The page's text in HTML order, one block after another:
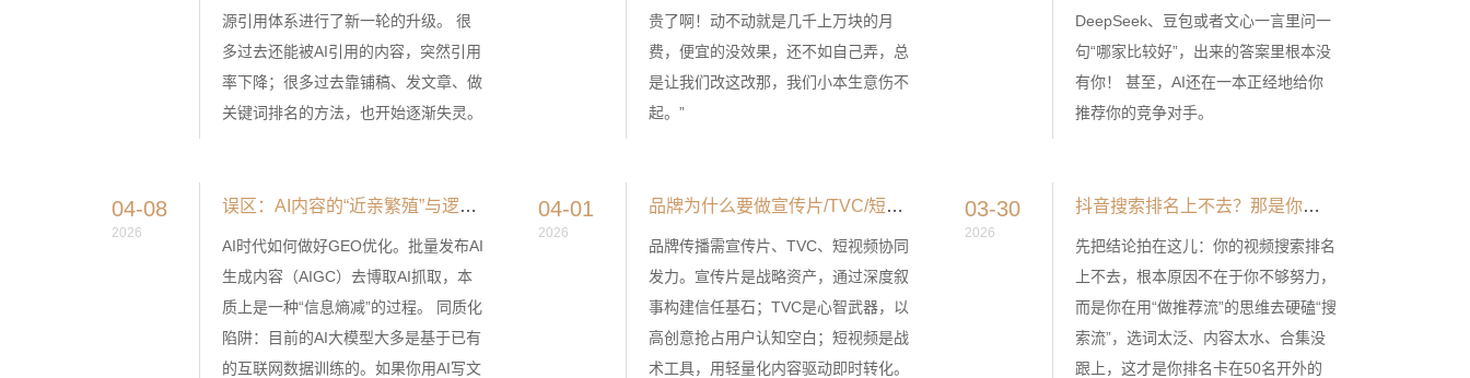
源引用体系进行了新一轮的升级。 很
多过去还能被AI引用的内容，突然引用
率下降；很多过去靠铺稿、发文章、做
关键词排名的方法，也开始逐渐失灵。
贵了啊！动不动就是几千上万块的月
费，便宜的没效果，还不如自己弄，总
是让我们改这改那，我们小本生意伤不
起。”
DeepSeek、豆包或者文心一言里问一
句“哪家比较好”，出来的答案里根本没
有你！ 甚至，AI还在一本正经地给你
推荐你的竞争对手。
04-08
2026
误区：AI内容的“近亲繁殖”与逻辑死循环
AI时代如何做好GEO优化。批量发布AI
生成内容（AIGC）去博取AI抓取，本
质上是一种“信息熵减”的过程。 同质化
陷阱：目前的AI大模型大多是基于已有
的互联网数据训练的。如果你用AI写文
04-01
2026
品牌为什么要做宣传片/TVC/短视频
品牌传播需宣传片、TVC、短视频协同
发力。宣传片是战略资产，通过深度叙
事构建信任基石；TVC是心智武器，以
高创意抢占用户认知空白；短视频是战
术工具，用轻量化内容驱动即时转化。
03-30
2026
抖音搜索排名上不去？那是你没吃透这套长尾词暴力打法
先把结论拍在这儿：你的视频搜索排名
上不去，根本原因不在于你不够努力，
而是你在用“做推荐流”的思维去硬磕“搜
索流”，选词太泛、内容太水、合集没
跟上，这才是你排名卡在50名开外的